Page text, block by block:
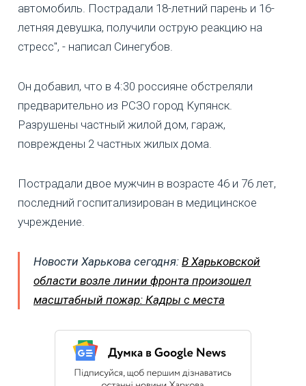
автомобиль. Пострадали 18-летний парень и 16-
летняя девушка, получили острую реакцию на
стресс", - написал Синегубов.
Он добавил, что в 4:30 россияне обстреляли
предварительно из РСЗО город Купянск.
Разрушены частный жилой дом, гараж,
повреждены 2 частных жилых дома.
Пострадали двое мужчин в возрасте 46 и 76 лет,
последний госпитализирован в медицинское
учреждение.
Новости Харькова сегодня: В Харьковской
области возле линии фронта произошел
масштабный пожар: Кадры с места